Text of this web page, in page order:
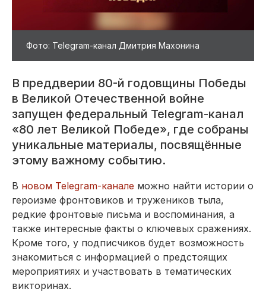
Фото: Telegram-канал Дмитрия Махонина
В преддверии 80-й годовщины Победы
в Великой Отечественной войне
запущен федеральный Telegram-канал
«80 лет Великой Победе», где собраны
уникальные материалы, посвящённые
этому важному событию.
В новом Telegram-канале можно найти истории о
героизме фронтовиков и тружеников тыла,
редкие фронтовые письма и воспоминания, а
также интересные факты о ключевых сражениях.
Кроме того, у подписчиков будет возможность
знакомиться с информацией о предстоящих
мероприятиях и участвовать в тематических
викторинах.